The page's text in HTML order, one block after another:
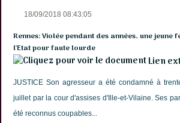
18/09/2018 08:43:05
Rennes: Violée pendant des années, une jeune
l'Etat pour faute lourde
Lien
JUSTICE Son agresseur a été condamné à
juillet par la cour d'assises d'Ille-et-Vilaine. Ses
été reconnus coupables...